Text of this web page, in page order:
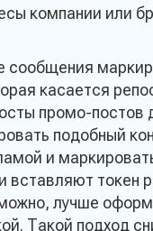
компании или
касается
промо-постов
подобный
и
токен
лучше
Такой подход